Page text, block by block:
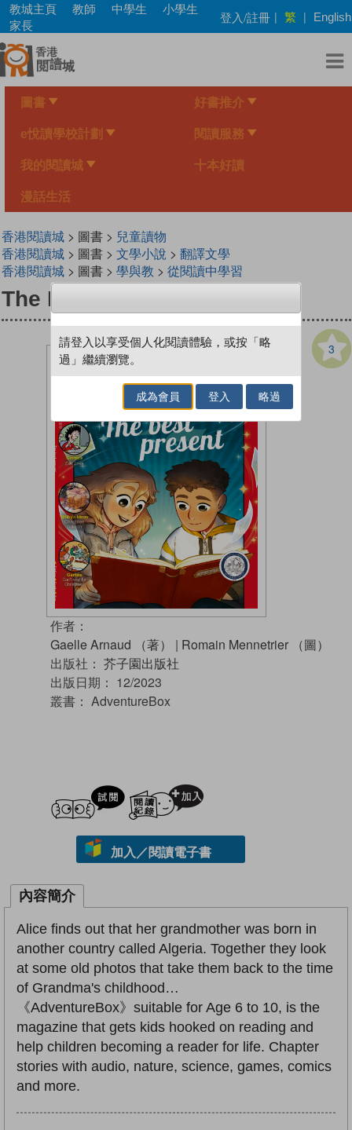
Skip
main
content
教城主頁 教師 中學生
小學生
家長
登入/註冊 | 繁 | English
圖書 好書推介
e悅讀學校計劃 閱讀服務
我的閱讀城 十本好讀
漫話生活
香港閱讀城> 圖書 > 兒童讀物
香港閱讀城> 圖書 > 文學小說 > 翻譯文學
香港閱讀城> 圖書 > 學與教 > 從閱讀中學習
The Best Present
3
作者：
Gaelle Arnaud （著）
| Romain Mennetrier （圖）
出版社： 芥子園出版社
出版日期： 12/2023
叢書： AdventureBox
試閲
加入／閱讀電子書
內容簡介
Alice finds out that her grandmother was born in
another country called Algeria. Together they look
at some old photos that take them back to the time
of Grandma's childhood…
《AdventureBox》suitable for Age 6 to 10, is the
magazine that gets kids hooked on reading and
help children becoming a reader for life. Chapter
stories with audio, nature, science, games, comics
and more.
請登入以享受個人化閱讀體驗，或按「略
過」繼續瀏覽。
成為會員 登入 略過